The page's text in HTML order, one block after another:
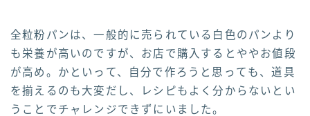
全粒粉パンは、一般的に売られている白色のパンより
も栄養が高いのですが、お店で購入するとややお値段
が高め。かといって、自分で作ろうと思っても、道具
を揃えるのも大変だし、レシピもよく分からないとい
うことでチャレンジできずにいました。